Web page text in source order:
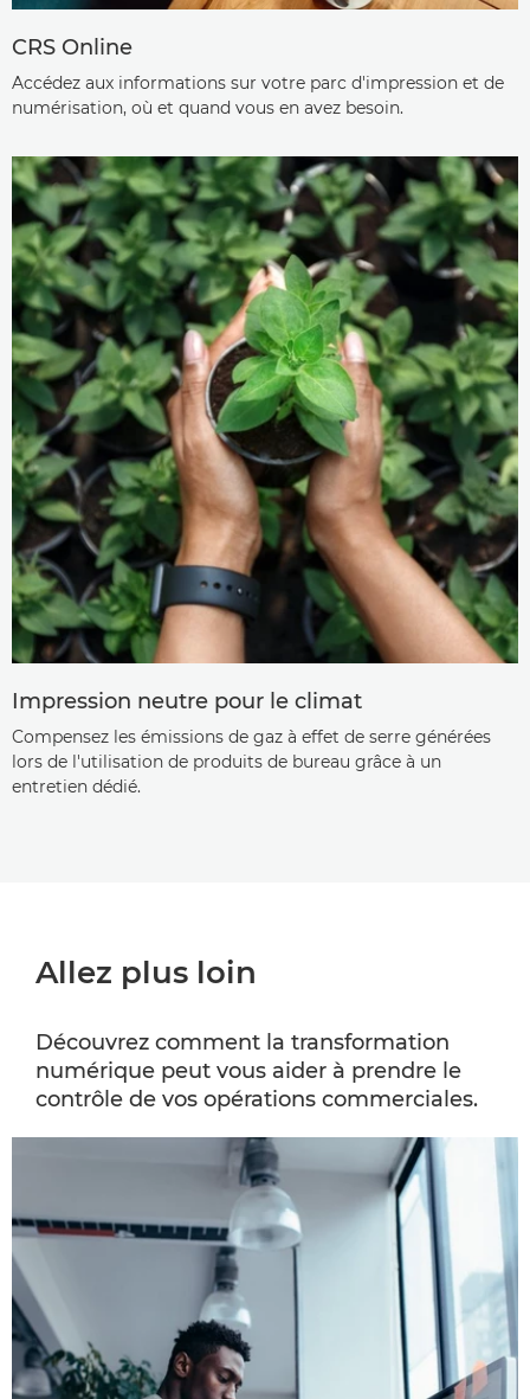
CRS Online
Accédez aux informations sur votre parc d'impression et de
numérisation, où et quand vous en avez besoin.
Impression neutre pour le climat
Compensez les émissions de gaz à effet de serre générées
lors de l'utilisation de produits de bureau grâce à un
entretien dédié.
Allez plus loin
Découvrez comment la transformation
numérique peut vous aider à prendre le
contrôle de vos opérations commerciales.